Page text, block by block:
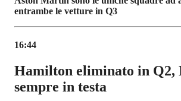
entrambe le vetture in Q3
16:44
Hamilton eliminato in Q2,
sempre in testa